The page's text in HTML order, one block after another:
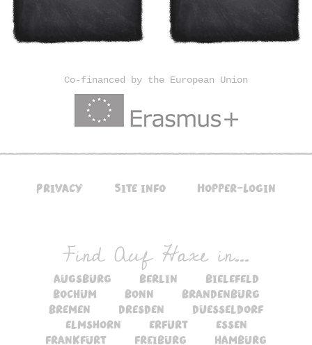
Co-financed by the European Union
Privacy Site info Hopper-Login
Find Auf Haxe in...
augsburg berlin
bielefeld
bochum
bonn
brandenburg
bremen
dresden
duesseldorf
elmshorn
erfurt
essen
frankfurt
freiburg hamburg